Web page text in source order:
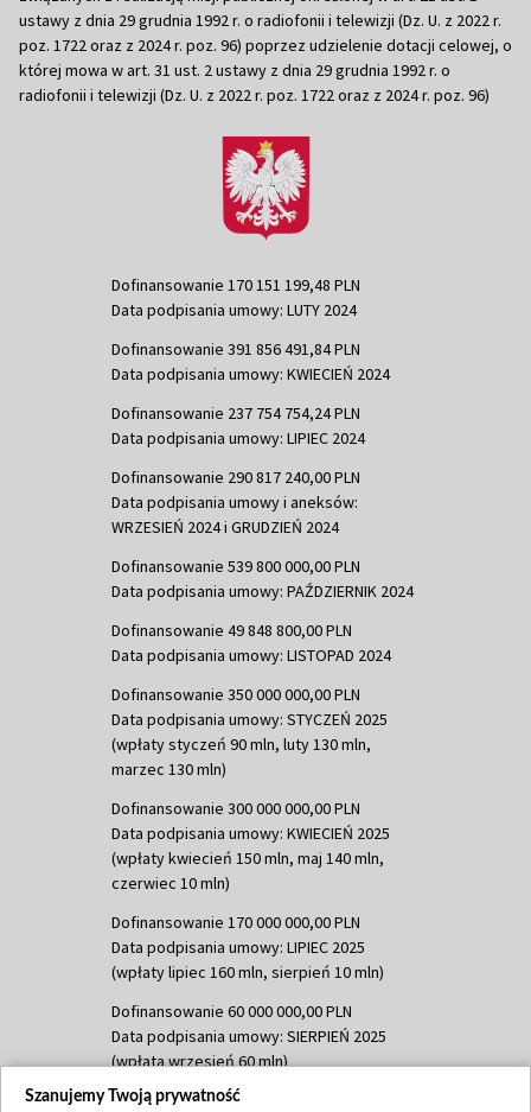
ustawy z dnia 29 grudnia 1992 r. o radiofonii i telewizji (Dz. U. z 2022 r.
poz. 1722 oraz z 2024 r. poz. 96) poprzez udzielenie dotacji celowej, o
której mowa w art. 31 ust. 2 ustawy z dnia 29 grudnia 1992 r. o
radiofonii i telewizji (Dz. U. z 2022 r. poz. 1722 oraz z 2024 r. poz. 96)
Dofinansowanie 170 151 199,48 PLN
Data podpisania umowy: LUTY 2024
Dofinansowanie 391 856 491,84 PLN
Data podpisania umowy: KWIECIEŃ 2024
Dofinansowanie 237 754 754,24 PLN
Data podpisania umowy: LIPIEC 2024
Dofinansowanie 290 817 240,00 PLN
Data podpisania umowy i aneksów:
WRZESIEŃ 2024 i GRUDZIEŃ 2024
Dofinansowanie 539 800 000,00 PLN
Data podpisania umowy: PAŹDZIERNIK 2024
Dofinansowanie 49 848 800,00 PLN
Data podpisania umowy: LISTOPAD 2024
Dofinansowanie 350 000 000,00 PLN
Data podpisania umowy: STYCZEŃ 2025
(wpłaty styczeń 90 mln, luty 130 mln,
marzec 130 mln)
Dofinansowanie 300 000 000,00 PLN
Data podpisania umowy: KWIECIEŃ 2025
(wpłaty kwiecień 150 mln, maj 140 mln,
czerwiec 10 mln)
Dofinansowanie 170 000 000,00 PLN
Data podpisania umowy: LIPIEC 2025
(wpłaty lipiec 160 mln, sierpień 10 mln)
Dofinansowanie 60 000 000,00 PLN
Data podpisania umowy: SIERPIEŃ 2025
(wpłata wrzesień 60 mln)
Dofinansowanie 635 783 051,21 PLN
Szanujemy Twoją prywatność